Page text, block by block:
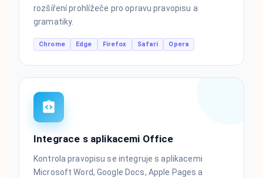
rozšíření prohlížeče pro opravu pravopisu a
gramatiky.
Chrome Edge Firefox Safari Opera
Integrace s aplikacemi Office
Kontrola pravopisu se integruje s aplikacemi
Microsoft Word, Google Docs, Apple Pages a